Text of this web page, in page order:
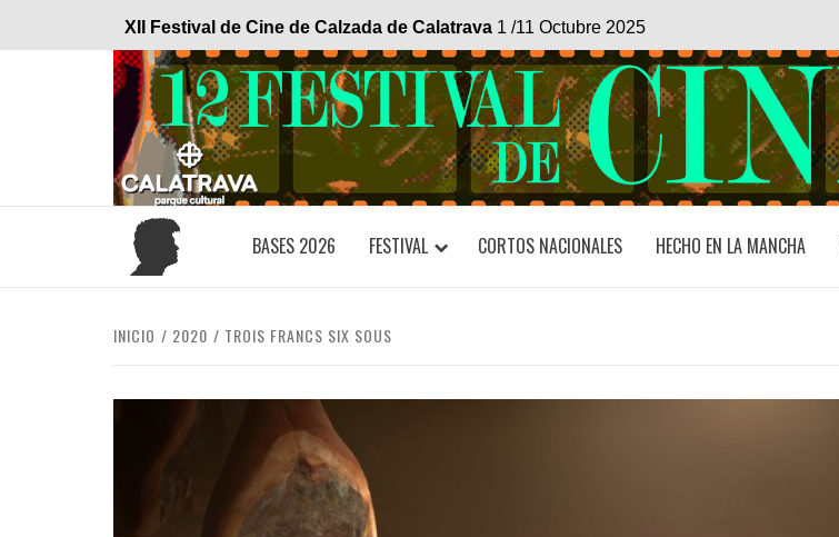
XII Festival de Cine de Calzada de Calatrava 1 /11 Octubre 2025
BASES 2026 FESTIVAL CORTOS NACIONALES HECHO EN LA MANCHA
INICIO 2020 TROIS FRANCS SIX SOUS